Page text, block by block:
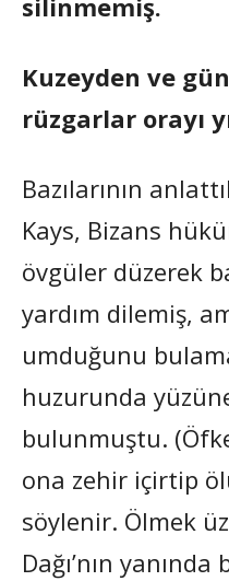
Kuzeyden ve
rüzgarlar orayı
Bazılarının
Kays, Bizans
övgüler düzerek
yardım dilemiş,
umduğunu
huzurunda
bulunmuştu.
ona zehir içirtip
söylenir. Ölmek
Dağı’nın